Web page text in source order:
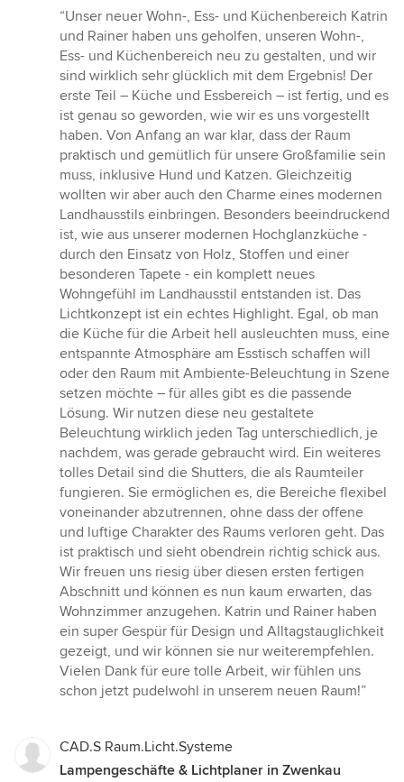
Bewertung:
5
von
5
Sternen
“Unser neuer Wohn-, Ess- und Küchenbereich Katrin
und Rainer haben uns geholfen, unseren Wohn-,
Ess- und Küchenbereich neu zu gestalten, und wir
sind wirklich sehr glücklich mit dem Ergebnis! Der
erste Teil – Küche und Essbereich – ist fertig, und es
ist genau so geworden, wie wir es uns vorgestellt
haben. Von Anfang an war klar, dass der Raum
praktisch und gemütlich für unsere Großfamilie sein
muss, inklusive Hund und Katzen. Gleichzeitig
wollten wir aber auch den Charme eines modernen
Landhausstils einbringen. Besonders beeindruckend
ist, wie aus unserer modernen Hochglanzküche -
durch den Einsatz von Holz, Stoffen und einer
besonderen Tapete - ein komplett neues
Wohngefühl im Landhausstil entstanden ist. Das
Lichtkonzept ist ein echtes Highlight. Egal, ob man
die Küche für die Arbeit hell ausleuchten muss, eine
entspannte Atmosphäre am Esstisch schaffen will
oder den Raum mit Ambiente-Beleuchtung in Szene
setzen möchte – für alles gibt es die passende
Lösung. Wir nutzen diese neu gestaltete
Beleuchtung wirklich jeden Tag unterschiedlich, je
nachdem, was gerade gebraucht wird. Ein weiteres
tolles Detail sind die Shutters, die als Raumteiler
fungieren. Sie ermöglichen es, die Bereiche flexibel
voneinander abzutrennen, ohne dass der offene
und luftige Charakter des Raums verloren geht. Das
ist praktisch und sieht obendrein richtig schick aus.
Wir freuen uns riesig über diesen ersten fertigen
Abschnitt und können es nun kaum erwarten, das
Wohnzimmer anzugehen. Katrin und Rainer haben
ein super Gespür für Design und Alltagstauglichkeit
gezeigt, und wir können sie nur weiterempfehlen.
Vielen Dank für eure tolle Arbeit, wir fühlen uns
schon jetzt pudelwohl in unserem neuen Raum!”
CAD.S Raum.Licht.Systeme
Lampengeschäfte & Lichtplaner in Zwenkau